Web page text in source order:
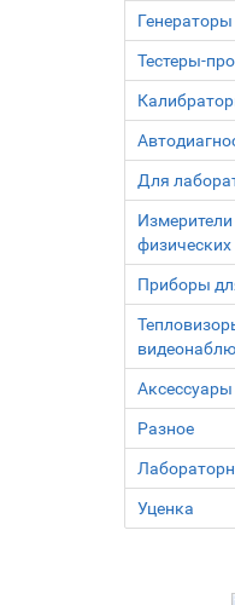
Генераторы
Тестеры-
Для
физических
Приборы
Аксесcуары
Разное
Уценка